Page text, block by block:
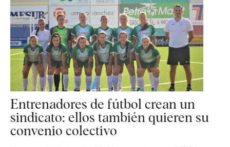
Entrenadores de fútbol crean un
sindicato: ellos también quieren su
convenio colectivo